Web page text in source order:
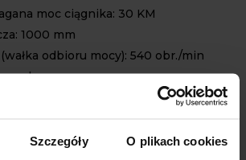
Szczegóły O plikach cookies
moc ciągnika: 30 KM
1000 mm
odbioru mocy): 540 obr./min
bel na godzinę